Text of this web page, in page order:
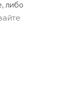
либо